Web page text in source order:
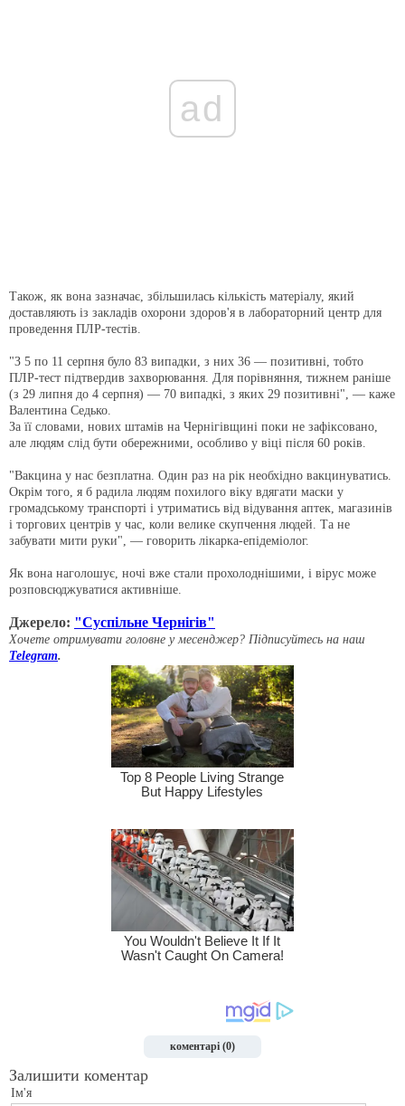
ad
Також, як вона зазначає, збільшилась кількість матеріалу, який
доставляють із закладів охорони здоров'я в лабораторний центр для
проведення ПЛР-тестів.
"З 5 по 11 серпня було 83 випадки, з них 36 — позитивні, тобто
ПЛР-тест підтвердив захворювання. Для порівняння, тижнем раніше
(з 29 липня до 4 серпня) — 70 випадкі, з яких 29 позитивні", — каже
Валентина Седько.
За її словами, нових штамів на Чернігівщині поки не зафіксовано,
але людям слід бути обережними, особливо у віці після 60 років.
"Вакцина у нас безплатна. Один раз на рік необхідно вакцинуватись.
Окрім того, я б радила людям похилого віку вдягати маски у
громадському транспорті і утриматись від відування аптек, магазинів
і торгових центрів у час, коли велике скупчення людей. Та не
забувати мити руки", — говорить лікарка-епідеміолог.
Як вона наголошує, ночі вже стали прохолоднішими, і вірус може
розповсюджуватися активніше.
Джерело: "Суспільне Чернігів"
Хочете отримувати головне у месенджер? Підписуйтесь на наш
Telegram.
коментарі (0)
Залишити коментар
Ім'я